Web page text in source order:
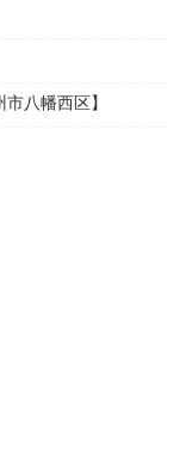
八幡西区】